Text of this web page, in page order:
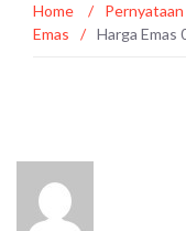
Home /
Emas
/ Harga Emas